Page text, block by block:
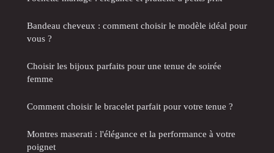
Bandeau cheveux : comment choisir le modèle idéal pour
vous ?
Choisir les bijoux parfaits pour une tenue de soirée
femme
Comment choisir le bracelet parfait pour votre tenue ?
Montres maserati : l'élégance et la performance à votre
poignet